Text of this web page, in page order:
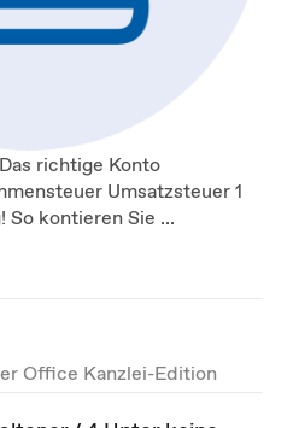
richtige Konto
Umsatzsteuer 1
kontieren Sie ...
Office Kanzlei-Edition